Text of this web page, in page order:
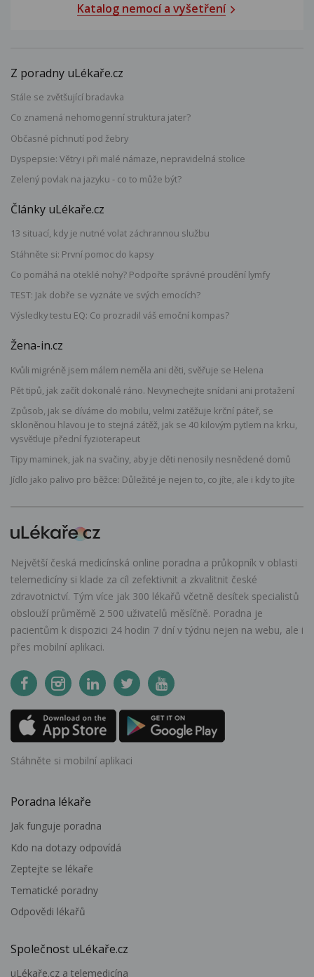
Katalog nemocí a vyšetření
Z poradny uLékaře.cz
Stále se zvětšující bradavka
Co znamená nehomogenní struktura jater?
Občasné píchnutí pod žebry
Dyspepsie: Větry i při malé námaze, nepravidelná stolice
Zelený povlak na jazyku - co to může být?
Články uLékaře.cz
13 situací, kdy je nutné volat záchrannou službu
Stáhněte si: První pomoc do kapsy
Co pomáhá na oteklé nohy? Podpořte správné proudění lymfy
TEST: Jak dobře se vyznáte ve svých emocích?
Výsledky testu EQ: Co prozradil váš emoční kompas?
Žena-in.cz
Kvůli migréně jsem málem neměla ani děti, svěřuje se Helena
Pět tipů, jak začít dokonalé ráno. Nevynechejte snídani ani protažení
Způsob, jak se díváme do mobilu, velmi zatěžuje krční páteř, se
skloněnou hlavou je to stejná zátěž, jak se 40 kilovým pytlem na krku,
vysvětluje přední fyzioterapeut
Tipy maminek, jak na svačiny, aby je děti nenosily nesnědené domů
Jídlo jako palivo pro běžce: Důležité je nejen to, co jíte, ale i kdy to jíte
Největší česká medicínská online poradna a průkopník v oblasti
telemedicíny si klade za cíl zefektivnit a zkvalitnit české
zdravotnictví. Tým více jak 300 lékařů včetně desítek specialistů
obslouží průměrně 2 500 uživatelů měsíčně. Poradna je
pacientům k dispozici 24 hodin 7 dní v týdnu nejen na webu, ale i
přes mobilní aplikaci.
Stáhněte si mobilní aplikaci
Poradna lékaře
Jak funguje poradna
Kdo na dotazy odpovídá
Zeptejte se lékaře
Tematické poradny
Odpovědi lékařů
Společnost uLékaře.cz
uLékaře.cz a telemedicína